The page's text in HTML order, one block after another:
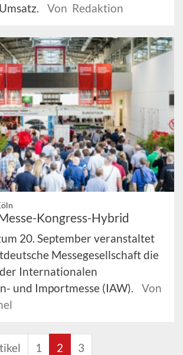
Von Redaktion
Kongress-Hybrid
20. September veranstaltet
Messegesellschaft die
Internationalen
und Importmesse (IAW).
Von
1 2 3